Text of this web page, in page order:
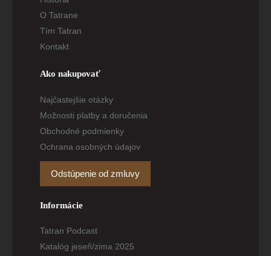
O Tatrane
Tím Tatran
Kontakt
Ako nakupovať
Najčastejšie otázky
Možnosti platby a doručenia
Obchodné podmienky
Ochrana osobných údajov
Odstúpenie od zmluvy
Informácie
Tatran Podcast
Katalóg jeseň/zima 2025